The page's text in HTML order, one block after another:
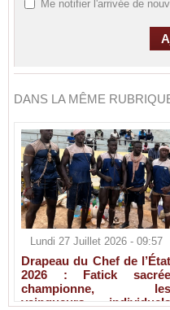
Me notifier l'arrivée de
DANS LA MÊME
Lundi 27 Juillet 2026 - 09:57
Drapeau du Chef de l’État
2026 : Fatick sacrée
championne, les
vainqueurs individuels